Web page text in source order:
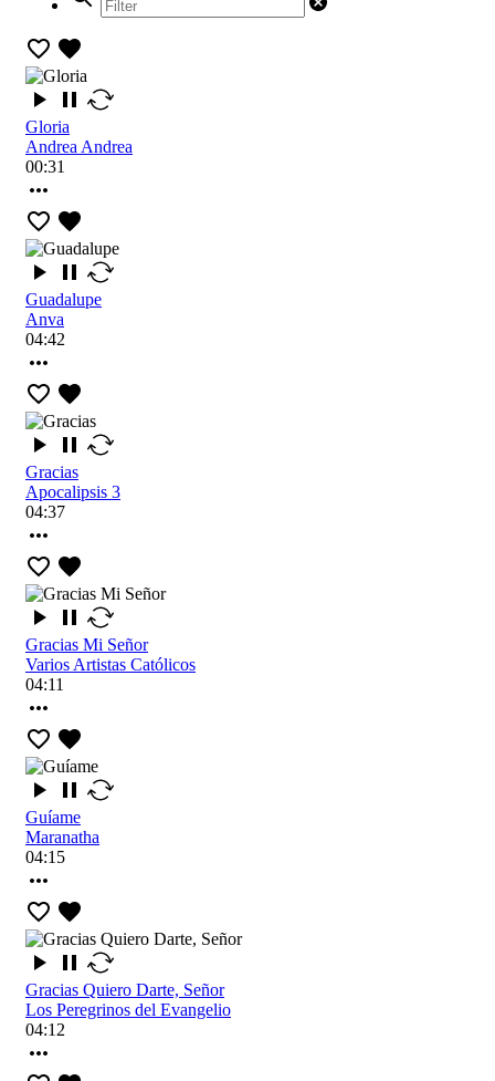
Gloria
Andrea Andrea
00:31
Guadalupe
Anva
04:42
Gracias
Apocalipsis 3
04:37
Gracias Mi Señor
Varios Artistas Católicos
04:11
Guíame
Maranatha
04:15
Gracias Quiero Darte, Señor
Los Peregrinos del Evangelio
04:12